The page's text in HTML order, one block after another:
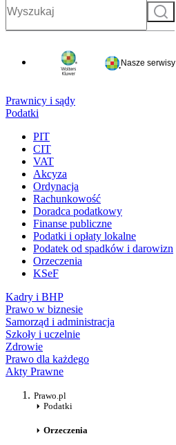
Szukaj
Nasze serwisy
Prawnicy i sądy
Podatki
PIT
CIT
VAT
Akcyza
Ordynacja
Rachunkowość
Doradca podatkowy
Finanse publiczne
Podatki i opłaty lokalne
Podatek od spadków i darowizn
Orzeczenia
KSeF
Kadry i BHP
Prawo w biznesie
Samorząd i administracja
Szkoły i uczelnie
Zdrowie
Prawo dla każdego
Akty Prawne
Prawo.pl
Podatki
Orzeczenia